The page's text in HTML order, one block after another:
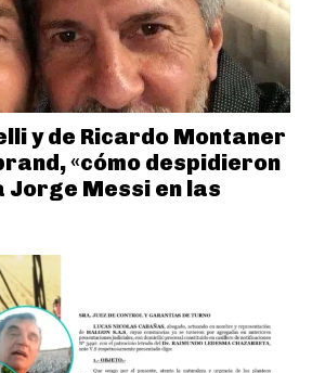
y de Ricardo Montaner
«cómo despidieron
Jorge Messi en las